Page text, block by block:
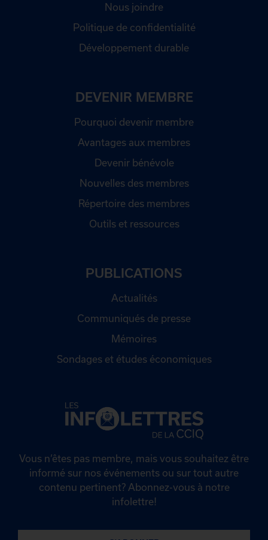
Nous joindre
Politique de confidentialité
Développement durable
DEVENIR MEMBRE
Pourquoi devenir membre
Avantages aux membres
Devenir bénévole
Nouvelles des membres
Répertoire des membres
Outils et ressources
PUBLICATIONS
Actualités
Communiqués de presse
Mémoires
Sondages et études économiques
Vous n’êtes pas membre, mais vous souhaitez être
informé sur nos événements ou sur tout autre
contenu pertinent? Abonnez-vous à notre
infolettre!